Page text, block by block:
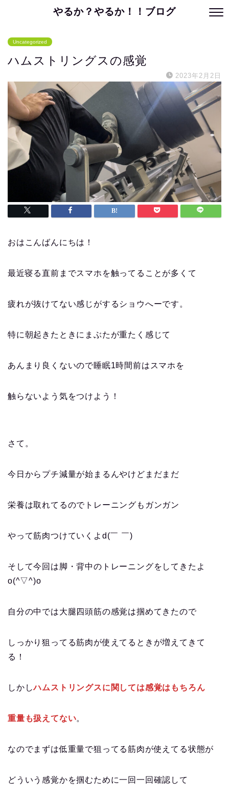
やるか？やるか！！ブログ
Uncategorized
ハムストリングスの感覚
2023年2月2日
おはこんばんにちは！
最近寝る直前までスマホを触ってることが多くて
疲れが抜けてない感じがするショウへーです。
特に朝起きたときにまぶたが重たく感じて
あんまり良くないので睡眠1時間前はスマホを
触らないよう気をつけよう！
さて。
今日からプチ減量が始まるんやけどまだまだ
栄養は取れてるのでトレーニングもガンガン
やって筋肉つけていくよd(￣ ￣)
そして今回は脚・背中のトレーニングをしてきたよ
o(^▽^)o
自分の中では大腿四頭筋の感覚は掴めてきたので
しっかり狙ってる筋肉が使えてるときが増えてきて
る！
しかしハムストリングスに関しては感覚はもちろん
重量も扱えてない。
なのでまずは低重量で狙ってる筋肉が使えてる状態が
どういう感覚かを掴むために一回一回確認して